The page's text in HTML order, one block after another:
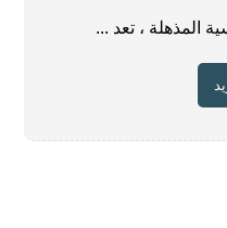
المذهلة ، تعد ...